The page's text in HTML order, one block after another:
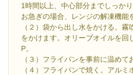
1時間以上、中心部分までしっか
お急ぎの場合、レンジの解凍機能
（２）袋から出し水をかける。
をかけます。オリーブオイルを回
P。
（３）フライパンを事前に温めて
（４）フライパンで焼く。アル